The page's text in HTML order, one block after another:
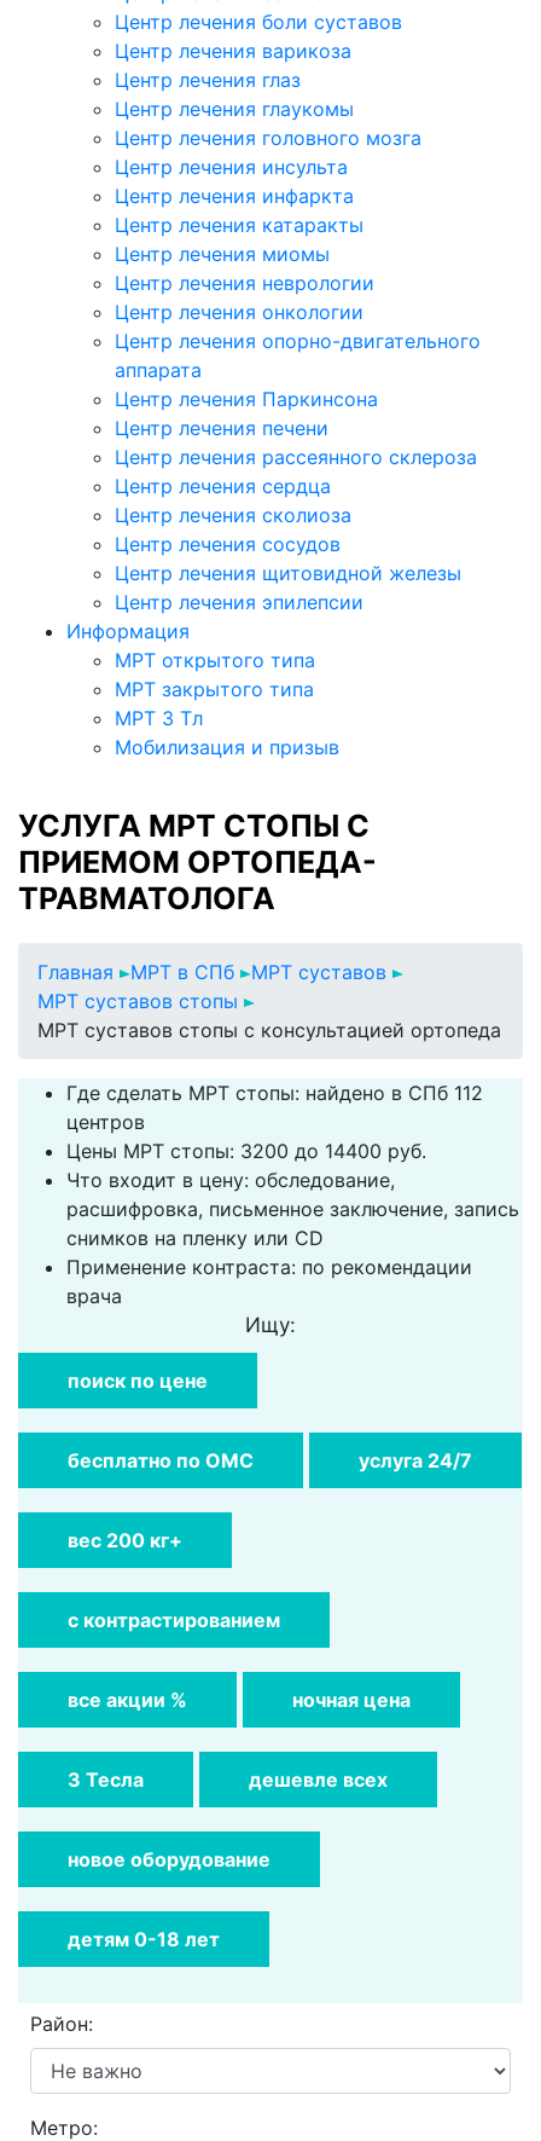
Центр лечения боли суставов
Центр лечения варикоза
Центр лечения глаз
Центр лечения глаукомы
Центр лечения головного мозга
Центр лечения инсульта
Центр лечения инфаркта
Центр лечения катаракты
Центр лечения миомы
Центр лечения неврологии
Центр лечения онкологии
Центр лечения опорно-двигательного
аппарата
Центр лечения Паркинсона
Центр лечения печени
Центр лечения рассеянного склероза
Центр лечения сердца
Центр лечения сколиоза
Центр лечения сосудов
Центр лечения щитовидной железы
Центр лечения эпилепсии
Информация
МРТ открытого типа
МРТ закрытого типа
МРТ 3 Тл
Мобилизация и призыв
УСЛУГА МРТ СТОПЫ С
ПРИЕМОМ ОРТОПЕДА-
ТРАВМАТОЛОГА
Главная МРТ в СПб
МРТ суставов
МРТ суставов стопы
МРТ суставов стопы с консультацией ортопеда
Где сделать МРТ стопы: найдено в СПб 112
центров
Цены МРТ стопы: 3200 до 14400 руб.
Что входит в цену: обследование,
расшифровка, письменное заключение, запись
снимков на пленку или CD
Применение контраста: по рекомендации
врача
Ищу:
поиск по цене
бесплатно по ОМС услуга 24/7
вес 200 кг+
с контрастированием
все акции % ночная цена
3 Тесла дешевле всех
новое оборудование
детям 0-18 лет
Район:
Метро: